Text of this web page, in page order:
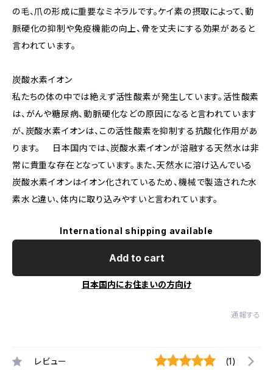
の毛、爪の形成に重要なミネラルです。ケイ素の摂取によって、動
脈硬化の抑制や免疫機能の向上、骨を丈夫にする効果があると
言われています。
炭酸水素イオン
私たちの体の中では絶えず活性酸素が発生しています。活性酸素
は、がんや糖尿病、動脈硬化などの原因になると言われています
が、炭酸水素イオンは、この活性酸素を抑制する抗酸化作用があ
ります。 日本国内では、炭酸水素イオンが溶融する天然水は非
常に貴重な存在となっています。また、天然水に溶け込んでいる
炭酸水素イオンはイオン化されているため、機械で製造された水
素水と違い、体内に取り込みやすいと言われています。
International shipping available
Add to cart
日本国内にお住まいの方向け
通報する
レビュー (1)